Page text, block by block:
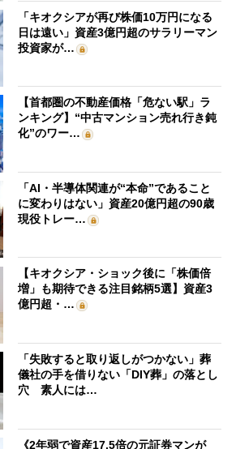
「キオクシアが再び株価10万円になる
日は遠い」資産3億円超のサラリーマン
投資家が…
【首都圏の不動産価格「危ない駅」ラ
ンキング】“中古マンション売れ行き鈍
化”のワー…
「AI・半導体関連が“本命”であること
に変わりはない」資産20億円超の90歳
現役トレー…
【キオクシア・ショック後に「株価倍
増」も期待できる注目銘柄5選】資産3
億円超・…
「失敗すると取り返しがつかない」葬
儀社の手を借りない「DIY葬」の落とし
穴 素人には…
《2年弱で資産17.5倍の元証券マンが